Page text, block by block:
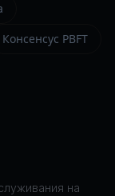
Консенсус PBFT
на